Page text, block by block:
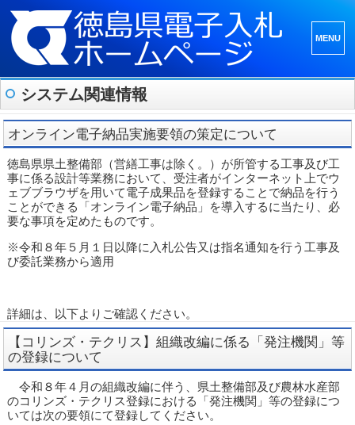
ーとウ
システム関連情報
オンライン電子納品実施要領の策定について
徳島県県土整備部（営繕工事は除く。）が所管する工事及び工
事に係る設計等業務において、受注者がインターネット上でウ
ェブブラウザを用いて電子成果品を登録することで納品を行う
ことができる「オンライン電子納品」を導入するに当たり、必
要な事項を定めたものです。
※令和８年５月１日以降に入札公告又は指名通知を行う工事及
び委託業務から適用
詳細は、以下よりご確認ください。
【コリンズ・テクリス】組織改編に係る「発注機関」等
の登録について
令和８年４月の組織改編に伴う、県土整備部及び農林水産部
のコリンズ・テクリス登録における「発注機関」等の登録につ
いては次の要領にて登録してください。